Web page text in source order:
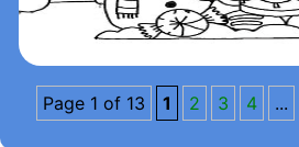
Page 1 of 13 1 2 3 4 ...